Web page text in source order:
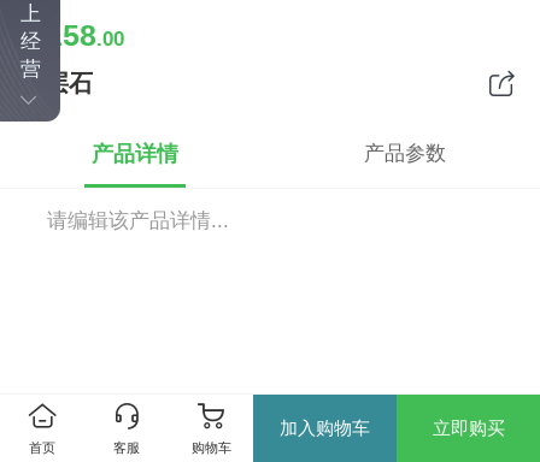
￥ 158.00
千层石
产品详情 产品参数
请编辑该产品详情...
首页 客服 购物车
加入购物车 立即购买
上
经
营